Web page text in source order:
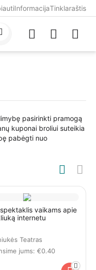
InformacijaTinklaraštis
pasirinkti pramogą
kuponai broliui suteikia
pabėgti nuo
vaikams apie
internetu
Teatras
jums: €0.40